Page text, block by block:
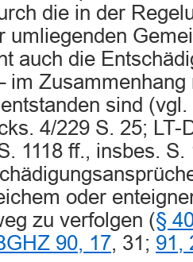
die in der
umliegenden
auch die
im Zusammenhang
sind
4/229 S. 25; LT-
1118 ff., insbes. S.
oder
zu verfolgen (§
90, 17, 31; 91,